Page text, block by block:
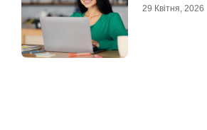
29 Квітня, 2026